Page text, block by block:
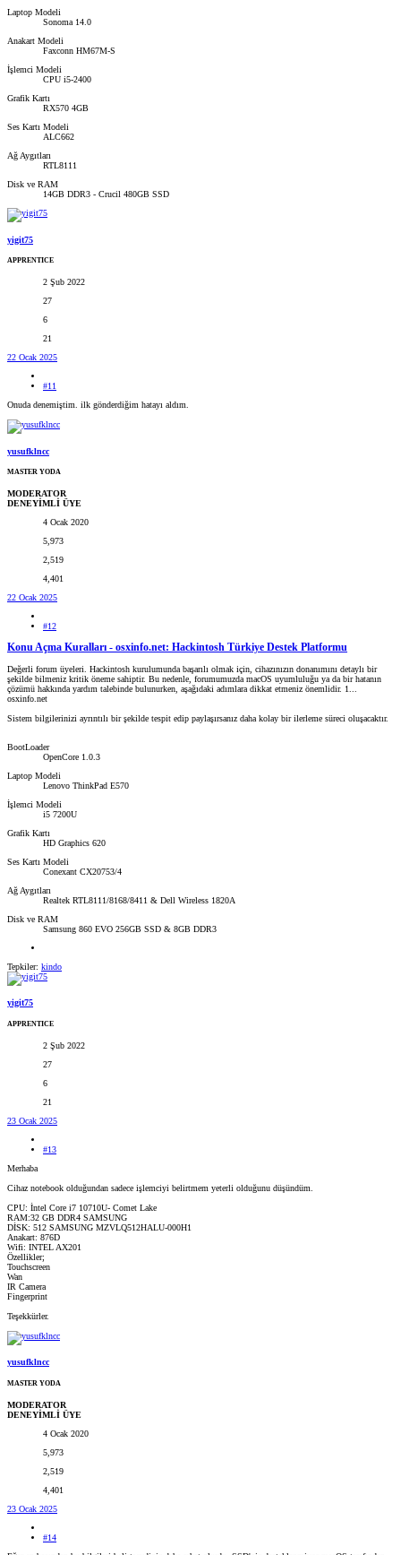
Laptop Modeli
Sonoma 14.0
Anakart Modeli
Faxconn HM67M-S
İşlemci Modeli
CPU i5-2400
Grafik Kartı
RX570 4GB
Ses Kartı Modeli
ALC662
Ağ Aygıtları
RTL8111
Disk ve RAM
14GB DDR3 - Crucil 480GB SSD
yigit75
APPRENTICE
2 Şub 2022
27
6
21
22 Ocak 2025
#11
Onuda denemiştim. ilk gönderdiğim hatayı aldım.
yusufklncc
MASTER YODA
MODERATOR
DENEYİMLİ ÜYE
4 Ocak 2020
5,973
2,519
4,401
22 Ocak 2025
#12
Konu Açma Kuralları - osxinfo.net: Hackintosh Türkiye Destek Platformu
Değerli forum üyeleri. Hackintosh kurulumunda başarılı olmak için, cihazınızın donanımını detaylı bir
şekilde bilmeniz kritik öneme sahiptir. Bu nedenle, forumumuzda macOS uyumluluğu ya da bir hatanın
çözümü hakkında yardım talebinde bulunurken, aşağıdaki adımlara dikkat etmeniz önemlidir. 1...
osxinfo.net
Sistem bilgilerinizi ayrıntılı bir şekilde tespit edip paylaşırsanız daha kolay bir ilerleme süreci oluşacaktır.
BootLoader
OpenCore 1.0.3
Laptop Modeli
Lenovo ThinkPad E570
İşlemci Modeli
i5 7200U
Grafik Kartı
HD Graphics 620
Ses Kartı Modeli
Conexant CX20753/4
Ağ Aygıtları
Realtek RTL8111/8168/8411 & Dell Wireless 1820A
Disk ve RAM
Samsung 860 EVO 256GB SSD & 8GB DDR3
Tepkiler: kindo
yigit75
APPRENTICE
2 Şub 2022
27
6
21
23 Ocak 2025
#13
Merhaba
Cihaz notebook olduğundan sadece işlemciyi belirtmem yeterli olduğunu düşündüm.
CPU: İntel Core i7 10710U- Comet Lake
RAM:32 GB DDR4 SAMSUNG
DİSK: 512 SAMSUNG MZVLQ512HALU-000H1
Anakart: 876D
Wifi: INTEL AX201
Özellikler;
Touchscreen
Wan
IR Camera
Fingerprint
Teşekkürler.
yusufklncc
MASTER YODA
MODERATOR
DENEYİMLİ ÜYE
4 Ocak 2020
5,973
2,519
4,401
23 Ocak 2025
#14